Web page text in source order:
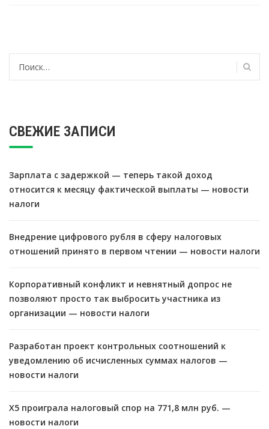
СВЕЖИЕ ЗАПИСИ
Зарплата с задержкой — теперь такой доход
относится к месяцу фактической выплаты — новости
налоги
Внедрение цифрового рубля в сферу налоговых
отношений принято в первом чтении — новости налоги
Корпоративный конфликт и невнятный допрос не
позволяют просто так выбросить участника из
организации — новости налоги
Разработан проект контрольных соотношений к
уведомлению об исчисленных суммах налогов —
новости налоги
X5 проиграла налоговый спор на 771,8 млн руб. —
новости налоги